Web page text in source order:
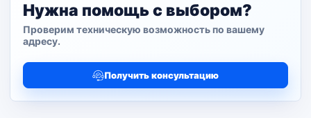
Нужна помощь с выбором?
Проверим техническую возможность по вашему
адресу.
Получить консультацию